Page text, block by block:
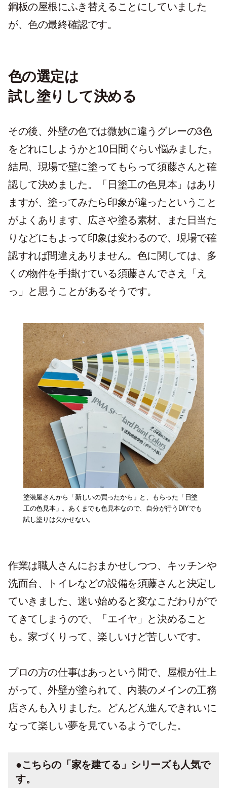
鋼板の屋根にふき替えることにしていました
が、色の最終確認です。
色の選定は
試し塗りして決める
その後、外壁の色では微妙に違うグレーの3色
をどれにしようかと10日間ぐらい悩みました。
結局、現場で壁に塗ってもらって須藤さんと確
認して決めました。「日塗工の色見本」はあり
ますが、塗ってみたら印象が違ったということ
がよくあります、広さや塗る素材、また日当た
りなどにもよって印象は変わるので、現場で確
認すれば間違えありません。色に関しては、多
くの物件を手掛けている須藤さんでさえ「え
っ」と思うことがあるそうです。
塗装屋さんから「新しいの買ったから」と、もらった「日塗
工の色見本」。あくまでも色見本なので、自分が行うDIYでも
試し塗りは欠かせない。
作業は職人さんにおまかせしつつ、キッチンや
洗面台、トイレなどの設備を須藤さんと決定し
ていきました、迷い始めると変なこだわりがで
てきてしまうので、「エイヤ」と決めること
も。家づくりって、楽しいけど苦しいです。
プロの方の仕事はあっという間で、屋根が仕上
がって、外壁が塗られて、内装のメインの工務
店さんも入りました。どんどん進んできれいに
なって楽しい夢を見ているようでした。
●こちらの「家を建てる」シリーズも人気で
す。